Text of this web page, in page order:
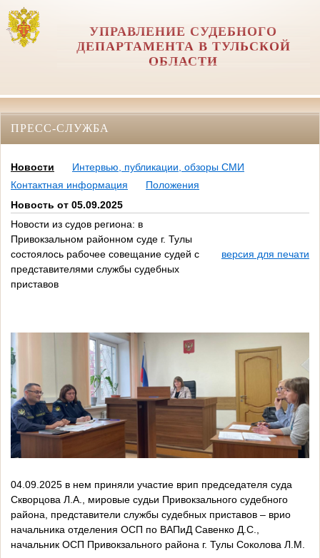
УПРАВЛЕНИЕ СУДЕБНОГО
ДЕПАРТАМЕНТА В ТУЛЬСКОЙ
ОБЛАСТИ
ПРЕСС-СЛУЖБА
Новости
Интервью, публикации, обзоры СМИ
Контактная информация
Положения
Новость от 05.09.2025
Новости из судов региона: в
Привокзальном районном суде г. Тулы
состоялось рабочее совещание судей с
представителями службы судебных
приставов
версия для печати
04.09.2025 в нем приняли участие врип председателя суда
Скворцова Л.А., мировые судьи Привокзального судебного
района, представители службы судебных приставов – врио
начальника отделения ОСП по ВАПиД Савенко Д.С.,
начальник ОСП Привокзального района г. Тулы Соколова Л.М.